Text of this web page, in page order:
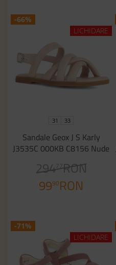
-66%
LICHIDARE
31 33
Sandale Geox J S Karly
J3535C 000KB C8156 Nude
294 RON
9990RON
-71%
LICHIDARE